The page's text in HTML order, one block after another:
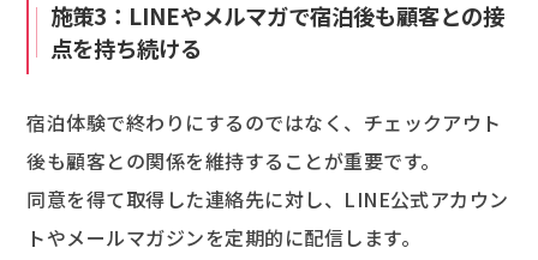
施策3：LINEやメルマガで宿泊後も顧客との接
点を持ち続ける
宿泊体験で終わりにするのではなく、チェックアウト
後も顧客との関係を維持することが重要です。
同意を得て取得した連絡先に対し、LINE公式アカウン
トやメールマガジンを定期的に配信します。